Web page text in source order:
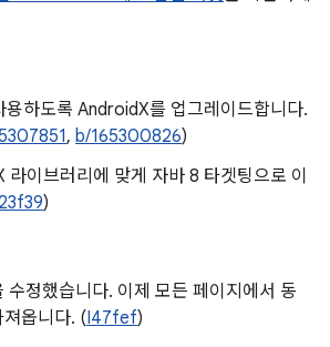
하도록 AndroidX를 업그레이드합니다.
, b/165300826)
이브러리에 맞게 자바 8 타겟팅으로 이
)
수정했습니다. 이제 모든 페이지에서 동
옵니다. (I47fef)